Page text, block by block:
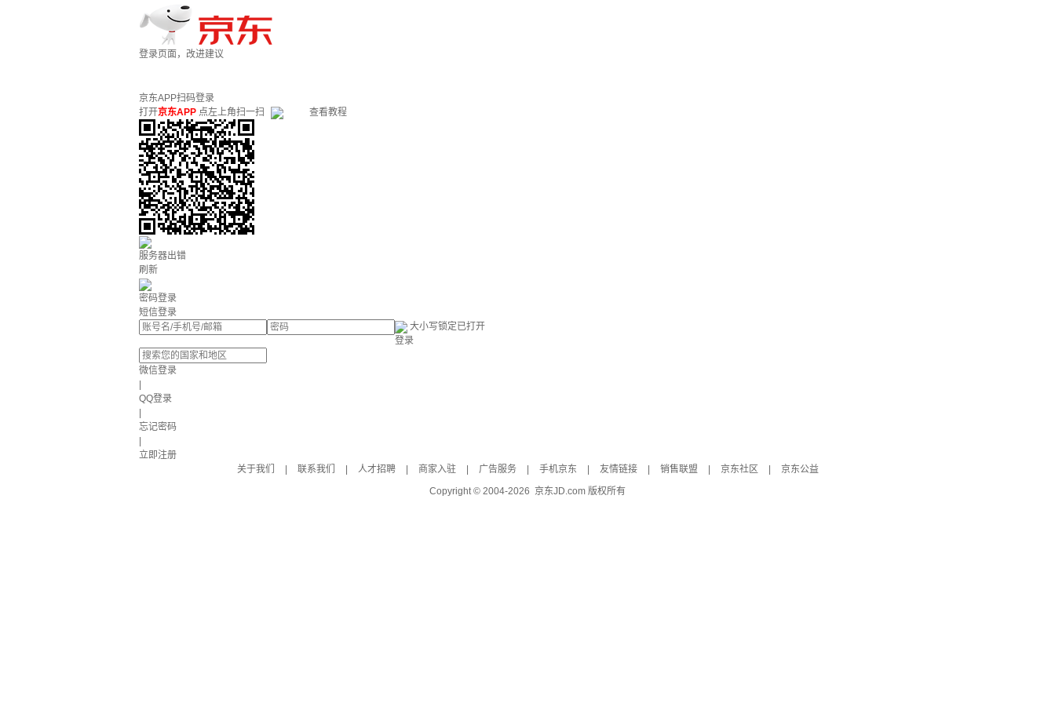
登录页面，改进建议
京东APP扫码登录
打开京东APP 点左上角扫一扫 查看教程
服务器出错
刷新
密码登录
短信登录
大小写锁定已打开
登录
微信登录
QQ登录
忘记密码
立即注册
关于我们
联系我们 人才招聘 商家入驻 广告服务 手机京东 友情链接 销售联盟 京东社区
京东公益
Copyright © 2004-2026 京东JD.com 版权所有